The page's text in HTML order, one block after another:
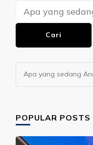
Sesuatu?
Mencari
Sesuatu?
POPULAR POSTS